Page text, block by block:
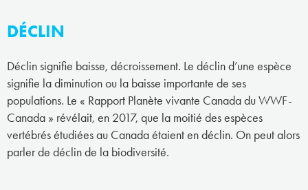
DÉCLIN
Déclin signifie baisse, décroissement. Le déclin d’une espèce
signifie la diminution ou la baisse importante de ses
populations. Le « Rapport Planète vivante Canada du WWF-
Canada » révélait, en 2017, que la moitié des espèces
vertébrés étudiées au Canada étaient en déclin. On peut alors
parler de déclin de la biodiversité.